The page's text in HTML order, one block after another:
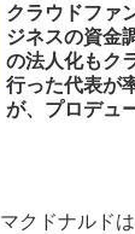
クラウドファ
ジネスの資金
の法人化もク
行った代表が
が、プロデュ
マクドナルド